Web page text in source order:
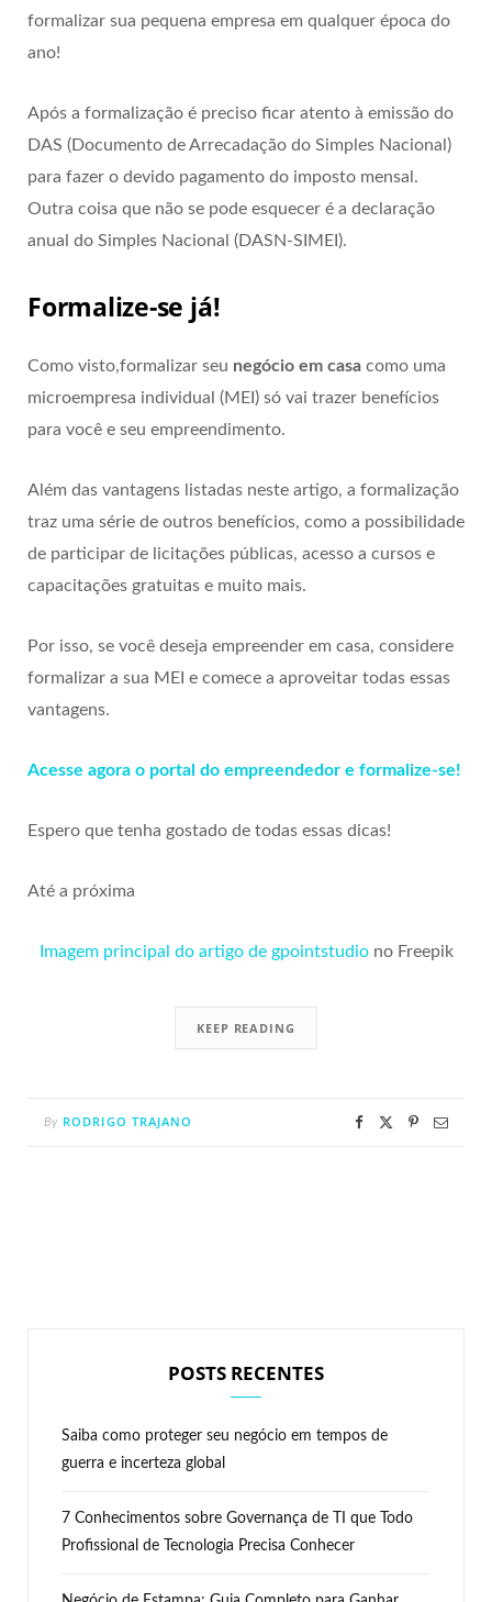
formalizar sua pequena empresa em qualquer época do
ano!
Após a formalização é preciso ficar atento à emissão do
DAS (Documento de Arrecadação do Simples Nacional)
para fazer o devido pagamento do imposto mensal.
Outra coisa que não se pode esquecer é a declaração
anual do Simples Nacional (DASN-SIMEI).
Formalize-se já!
Como visto,formalizar seu negócio em casa como uma
microempresa individual (MEI) só vai trazer benefícios
para você e seu empreendimento.
Além das vantagens listadas neste artigo, a formalização
traz uma série de outros benefícios, como a possibilidade
de participar de licitações públicas, acesso a cursos e
capacitações gratuitas e muito mais.
Por isso, se você deseja empreender em casa, considere
formalizar a sua MEI e comece a aproveitar todas essas
vantagens.
Acesse agora o portal do empreendedor e formalize-se!
Espero que tenha gostado de todas essas dicas!
Até a próxima
Imagem principal do artigo de gpointstudiono Freepik
KEEP READING
By RODRIGO TRAJANO
POSTS RECENTES
Saiba como proteger seu negócio em tempos de
guerra e incerteza global
7 Conhecimentos sobre Governança de TI que Todo
Profissional de Tecnologia Precisa Conhecer